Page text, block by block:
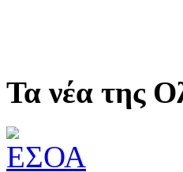
Τα νέα της